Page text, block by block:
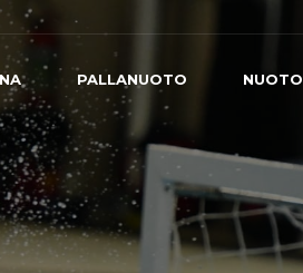
PALLANUOTO NUOTO